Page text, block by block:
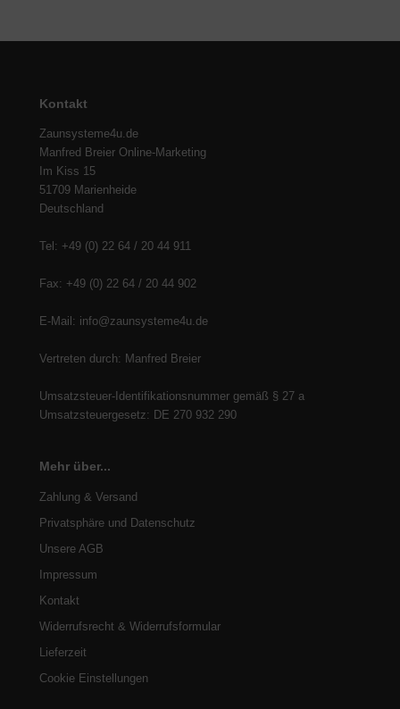
Kontakt
Zaunsysteme4u.de
Manfred Breier Online-Marketing
Im Kiss 15
51709 Marienheide
Deutschland
Tel: +49 (0) 22 64 / 20 44 911
Fax: +49 (0) 22 64 / 20 44 902
E-Mail: info@zaunsysteme4u.de
Vertreten durch: Manfred Breier
Umsatzsteuer-Identifikationsnummer gemäß § 27 a
Umsatzsteuergesetz: DE 270 932 290
Mehr über...
Zahlung & Versand
Privatsphäre und Datenschutz
Unsere AGB
Impressum
Kontakt
Widerrufsrecht & Widerrufsformular
Lieferzeit
Cookie Einstellungen